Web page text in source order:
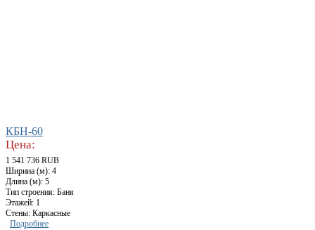
КБН-60
Цена:
1 541 736 RUB
Ширина (м): 4
Длина (м): 5
Тип строения: Баня
Этажей: 1
Стены: Каркасные
Подробнее